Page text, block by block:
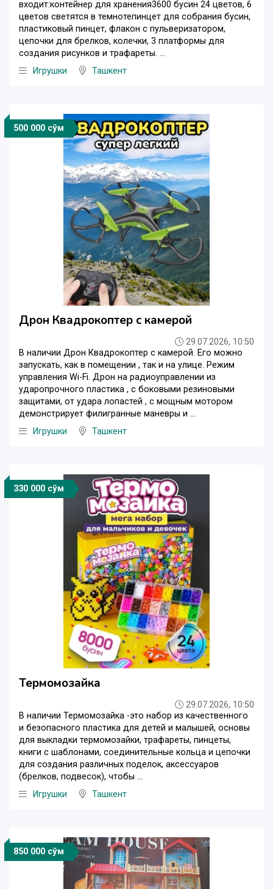
входит:контейнер для хранения3600 бусин 24 цветов, 6
цветов светятся в темнотепинцет для собрания бусин,
пластиковый пинцет, флакон с пульверизатором,
цепочки для брелков, колечки, 3 платформы для
создания рисунков и трафареты. ...
Игрушки
Ташкент
500 000 сўм
Дрон Квадрокоптер с камерой
29.07.2026, 10:50
В наличии Дрон Квадрокоптер с камерой. Его можно
запускать, как в помещении , так и на улице. Режим
управления Wi-Fi. Дрон на радиоуправлении из
ударопрочного пластика , с боковыми резиновыми
защитами, от удара лопастей , с мощным мотором
демонстрирует филигранные маневры и ...
Игрушки
Ташкент
330 000 сўм
Термомозайка
29.07.2026, 10:50
В наличии Термомозайка -это набор из качественного
и безопасного пластика для детей и малышей, основы
для выкладки термомозайки, трафареты, пинцеты,
книги с шаблонами, соединительные кольца и цепочки
для создания различных поделок, аксессуаров
(брелков, подвесок), чтобы ...
Игрушки
Ташкент
850 000 сўм